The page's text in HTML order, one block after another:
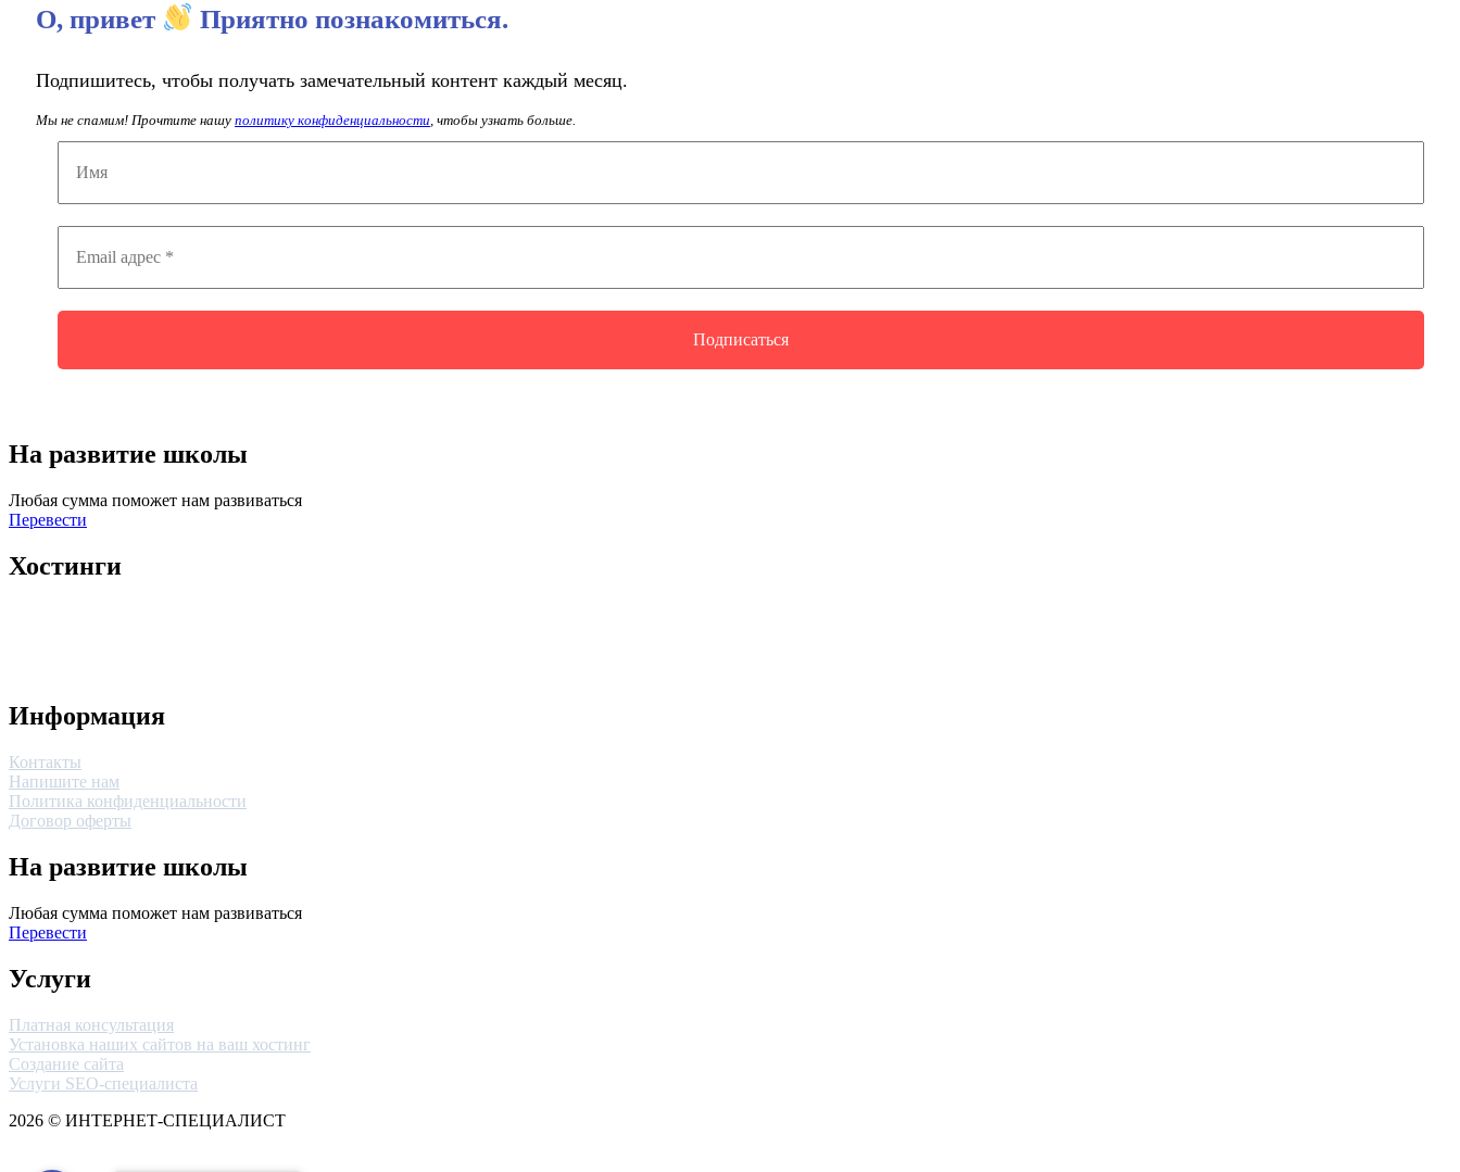
О, привет Приятно познакомиться.
Подпишитесь, чтобы получать замечательный контент каждый месяц.
Мы не спамим! Прочтите нашу политику конфиденциальности , чтобы узнать больше.
На развитие школы
Любая сумма поможет нам развиваться
Перевести
Хостинги
Информация
Контакты
Напишите нам
Политика конфиденциальности
Договор оферты
На развитие школы
Любая сумма поможет нам развиваться
Перевести
Услуги
Платная консультация
Установка наших сайтов на ваш хостинг
Создание сайта
Услуги SEO-специалиста
2026 © ИНТЕРНЕТ-СПЕЦИАЛИСТ